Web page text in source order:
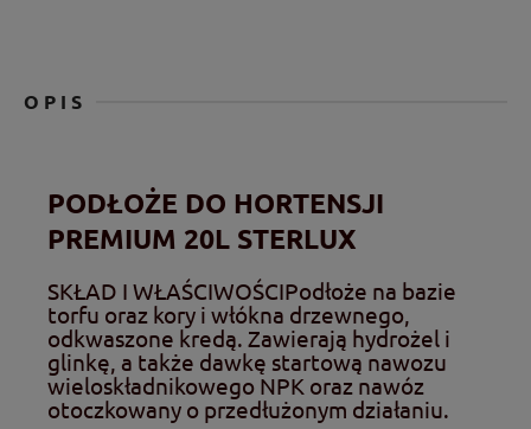
OPIS
PODŁOŻE DO HORTENSJI
PREMIUM 20L STERLUX
SKŁAD I WŁAŚCIWOŚCIPodłoże na bazie
torfu oraz kory i włókna drzewnego,
odkwaszone kredą. Zawierają hydrożel i
glinkę, a także dawkę startową nawozu
wieloskładnikowego NPK oraz nawóz
otoczkowany o przedłużonym działaniu.